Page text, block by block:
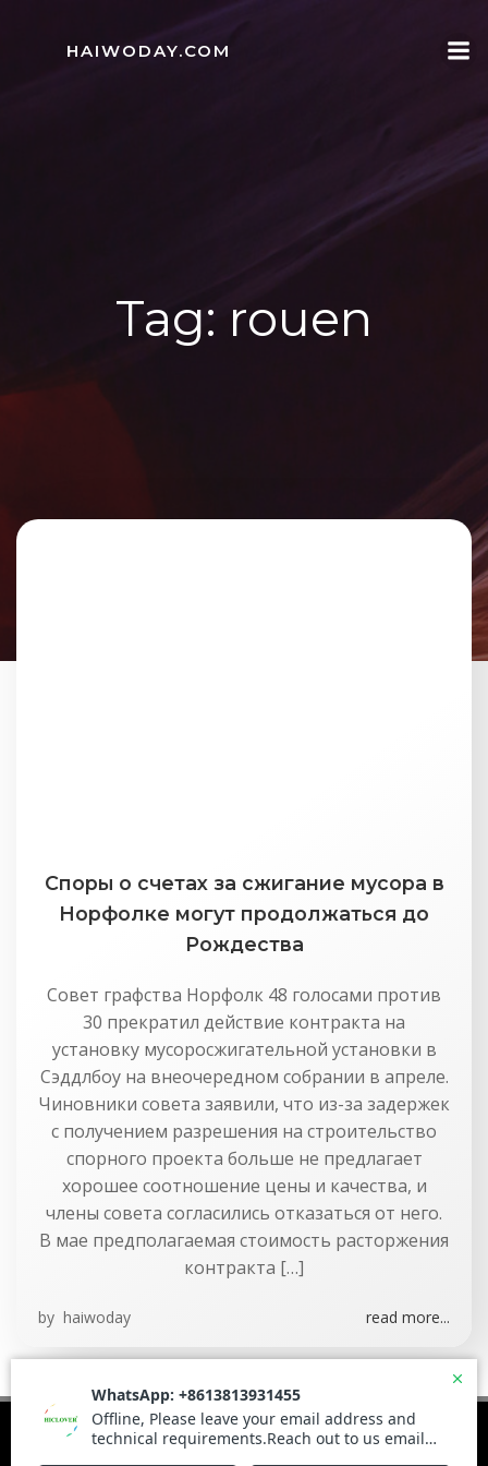
HAIWODAY.COM
Tag: rouen
Споры о счетах за сжигание мусора в
Норфолке могут продолжаться до
Рождества
Совет графства Норфолк 48 голосами против
30 прекратил действие контракта на
установку мусоросжигательной установки в
Сэддлбоу на внеочередном собрании в апреле.
Чиновники совета заявили, что из-за задержек
с получением разрешения на строительство
спорного проекта больше не предлагает
хорошее соотношение цены и качества, и
члены совета согласились отказаться от него.
В мае предполагаемая стоимость расторжения
контракта […]
by haiwoday read more...
© 2026 Haiwoday.com. Built using WordPress and